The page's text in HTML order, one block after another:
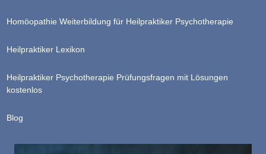
Homöopathie Weiterbildung für Heilpraktiker Psychotherapie
Heilpraktiker Lexikon
Heilpraktiker Psychotherapie Prüfungsfragen mit Lösungen
kostenlos
Blog